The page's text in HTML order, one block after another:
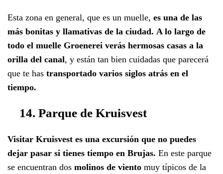
Esta zona en general, que es un muelle, es una de las
más bonitas y llamativas de la ciudad. A lo largo de
todo el muelle Groenerei verás hermosas casas a la
orilla del canal, y están tan bien cuidadas que parecerá
que te has transportado varios siglos atrás en el
tiempo.
14. Parque de Kruisvest
Visitar Kruisvest es una excursión que no puedes
dejar pasar si tienes tiempo en Brujas. En este parque
se encuentran dos molinos de viento muy típicos de la